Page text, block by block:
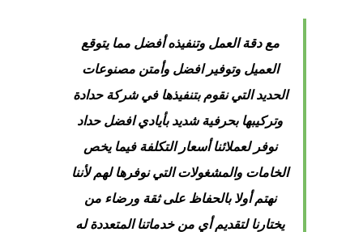
مع دقة العمل وتنفيذه أفضل مما يتوقع
العميل وتوفير افضل وأمتن مصنوعات
الحديد التي نقوم بتنفيذها في شركة حدادة
وتركيبها بحرفية شديد بأيادي افضل حداد
نوفر لعملائنا أسعار التكلفة فيما يخص
الخامات والمشغولات التي نوفرها لهم لأننا
نهتم أولا بالحفاظ على ثقة ورضاء من
يختارنا لتقديم أي من خدماتنا المتعددة له